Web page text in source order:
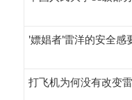
'嫖娼者'雷洋的安全感
打飞机为何没有改变